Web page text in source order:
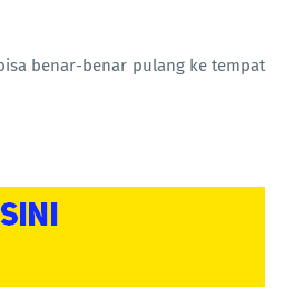
benar-benar pulang ke tempat